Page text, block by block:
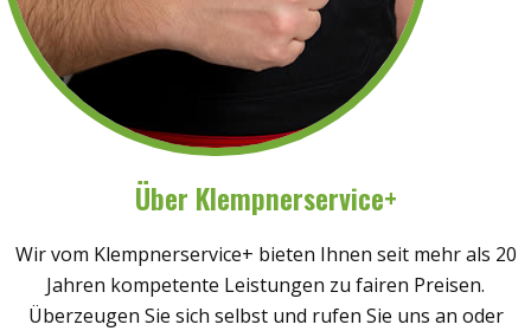
Über Klempnerservice+
Wir vom Klempnerservice+ bieten Ihnen seit mehr als 20
Jahren kompetente Leistungen zu fairen Preisen.
Überzeugen Sie sich selbst und rufen Sie uns an oder